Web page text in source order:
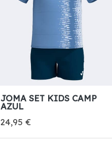
JOMA SET KIDS CAMP
AZUL
24,95 €